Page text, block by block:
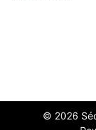
© 2026